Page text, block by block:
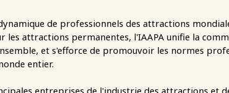
de professionnels des attractions
attractions permanentes, l'IAAPA unifie la
et s'efforce de promouvoir les normes
entier.
entreprises de l'industrie des attractions et